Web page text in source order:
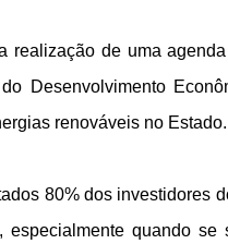
realização de uma
Desenvolvimento
renováveis no Estado.
80% dos investidores
especialmente quando